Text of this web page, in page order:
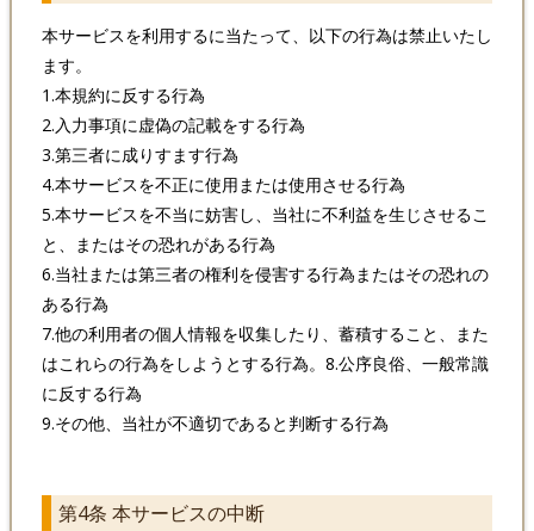
本サービスを利用するに当たって、以下の行為は禁止いたし
ます。
1.本規約に反する行為
2.入力事項に虚偽の記載をする行為
3.第三者に成りすます行為
4.本サービスを不正に使用または使用させる行為
5.本サービスを不当に妨害し、当社に不利益を生じさせるこ
と、またはその恐れがある行為
6.当社または第三者の権利を侵害する行為またはその恐れの
ある行為
7.他の利用者の個人情報を収集したり、蓄積すること、また
はこれらの行為をしようとする行為。8.公序良俗、一般常識
に反する行為
9.その他、当社が不適切であると判断する行為
第4条 本サービスの中断